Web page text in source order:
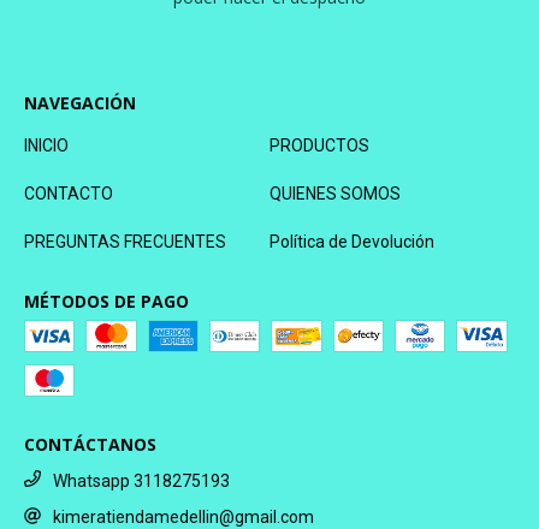
NAVEGACIÓN
INICIO PRODUCTOS
CONTACTO QUIENES SOMOS
PREGUNTAS FRECUENTES Política de Devolución
MÉTODOS DE PAGO
CONTÁCTANOS
Whatsapp 3118275193
kimeratiendamedellin@gmail.com